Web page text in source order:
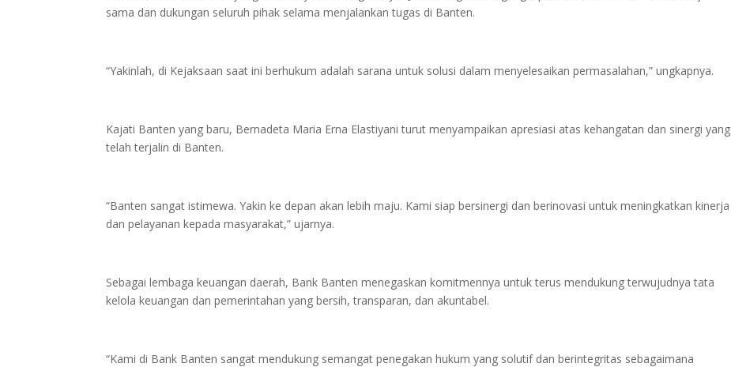
sama dan dukungan seluruh pihak selama menjalankan tugas di Banten.
“Yakinlah, di Kejaksaan saat ini berhukum adalah sarana untuk solusi dalam menyelesaikan permasalahan,” ungkapnya.
Kajati Banten yang baru, Bernadeta Maria Erna Elastiyani turut menyampaikan apresiasi atas kehangatan dan sinergi yang
telah terjalin di Banten.
“Banten sangat istimewa. Yakin ke depan akan lebih maju. Kami siap bersinergi dan berinovasi untuk meningkatkan kinerja
dan pelayanan kepada masyarakat,” ujarnya.
Sebagai lembaga keuangan daerah, Bank Banten menegaskan komitmennya untuk terus mendukung terwujudnya tata
kelola keuangan dan pemerintahan yang bersih, transparan, dan akuntabel.
“Kami di Bank Banten sangat mendukung semangat penegakan hukum yang solutif dan berintegritas sebagaimana